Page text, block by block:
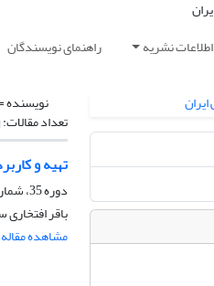
اطلاعات نشریه راهنمای نویسندگان
نویسنده
تعداد مقالات:
تهیه و کاربرد 6،3-دی‌فنیل‌پیرازین-5،2-دی‌اون به عنوان لیگاندی کارآمد
دوره 35، شماره 3، پاییز 1395، صفحه
باقر
مشاهده مقاله